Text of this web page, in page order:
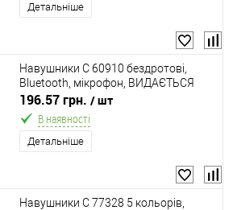
Детальніше
Навушники C 60910 бездротові,
Bluetooth, мікрофон, ВИДАЄТЬСЯ
ТІЛЬКИ МІКС ВИДІВ
196.57 грн. / шт
В наявності
Детальніше
Навушники C 77328 5 кольорів,